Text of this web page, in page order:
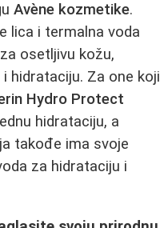
Avène kozmetike.
lica i termalna voda
osetljivu kožu,
hidrataciju. Za one koji
Hydro Protect
hidrataciju, a
takođe ima svoje
za hidrataciju i